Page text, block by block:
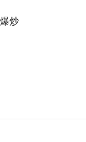
炒